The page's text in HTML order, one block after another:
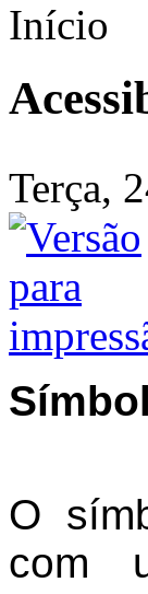
Início
Terça,
O
com